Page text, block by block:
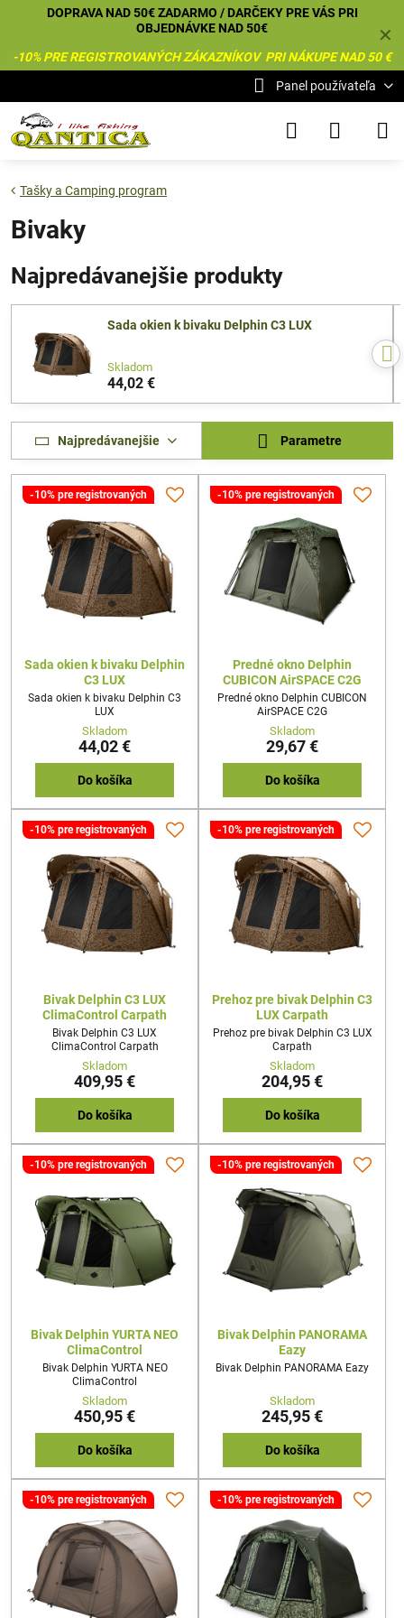
✕
DOPRAVA NAD 50€ ZADARMO / DARČEKY PRE VÁS PRI
OBJEDNÁVKE NAD 50€
-10% PRE REGISTROVANÝCH ZÁKAZNÍKOV PRI NÁKUPE NAD 50 €
Panel používateľa
Tašky a Camping program
Bivaky
Najpredávanejšie produkty
Sada okien k bivaku Delphin C3 LUX
Skladom
44,02 €
Najpredávanejšie Parametre
-10% pre registrovaných
Sada okien k bivaku Delphin
C3 LUX
Sada okien k bivaku Delphin C3
LUX
Skladom
44,02 €
Do košíka
-10% pre registrovaných
Predné okno Delphin
CUBICON AirSPACE C2G
Predné okno Delphin CUBICON
AirSPACE C2G
Skladom
29,67 €
Do košíka
-10% pre registrovaných
Bivak Delphin C3 LUX
ClimaControl Carpath
Bivak Delphin C3 LUX
ClimaControl Carpath
Skladom
409,95 €
Do košíka
-10% pre registrovaných
Prehoz pre bivak Delphin C3
LUX Carpath
Prehoz pre bivak Delphin C3 LUX
Carpath
Skladom
204,95 €
Do košíka
-10% pre registrovaných
Bivak Delphin YURTA NEO
ClimaControl
Bivak Delphin YURTA NEO
ClimaControl
Skladom
450,95 €
Do košíka
-10% pre registrovaných
Bivak Delphin PANORAMA
Eazy
Bivak Delphin PANORAMA Eazy
Skladom
245,95 €
Do košíka
-10% pre registrovaných -10% pre registrovaných